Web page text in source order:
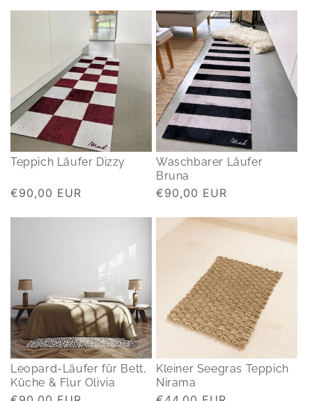
Teppich Läufer Dizzy
Normaler
€90,00 EUR
Waschbarer Läufer
Bruna
Normaler
€90,00 EUR
Leopard-Läufer für Bett,
Küche & Flur Olivia
Kleiner Seegras Teppich
Nirama